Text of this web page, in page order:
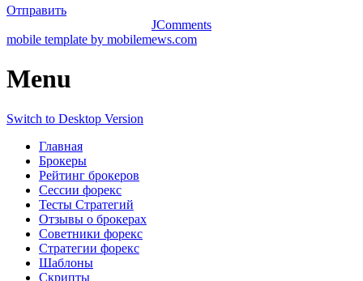
Отправить
JComments
mobile template by mobilemews.com
Menu
Switch to Desktop Version
Главная
Брокеры
Рейтинг брокеров
Сессии форекс
Тесты Стратегий
Отзывы о брокерах
Советники форекс
Стратегии форекс
Шаблоны
Скрипты